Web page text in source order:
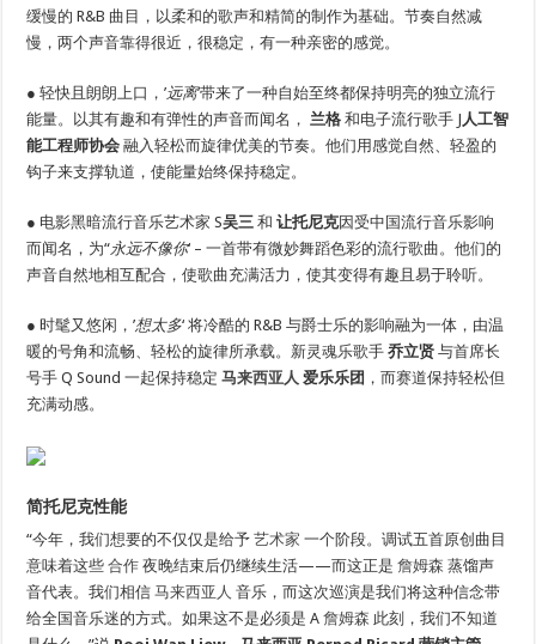
缓慢的 R&B 曲目，以柔和的歌声和精简的制作为基础。节奏自然减
慢，两个声音靠得很近，很稳定，有一种亲密的感觉。
● 轻快且朗朗上口，’远离’带来了一种自始至终都保持明亮的独立流行
能量。以其有趣和有弹性的声音而闻名，兰格和电子流行歌手 J人工智
能工程师协会 融入轻松而旋律优美的节奏。他们用感觉自然、轻盈的
钩子来支撑轨道，使能量始终保持稳定。
● 电影黑暗流行音乐艺术家 S吴三 和让托尼克因受中国流行音乐影响
而闻名，为“永远不像你‘ – 一首带有微妙舞蹈色彩的流行歌曲。他们的
声音自然地相互配合，使歌曲充满活力，使其变得有趣且易于聆听。
● 时髦又悠闲，’想太多‘ 将冷酷的 R&B 与爵士乐的影响融为一体，由温
暖的号角和流畅、轻松的旋律所承载。新灵魂乐歌手 乔立贤 与首席长
号手 Q Sound 一起保持稳定马来西亚人 爱乐乐团 ，而赛道保持轻松但
充满动感。
简托尼克性能
“今年，我们想要的不仅仅是给予艺术家 一个阶段。调试五首原创曲目
意味着这些合作 夜晚结束后仍继续生活——而这正是詹姆森 蒸馏声
音代表。我们相信马来西亚人 音乐，而这次巡演是我们将这种信念带
给全国音乐迷的方式。如果这不是必须是 A詹姆森 此刻，我们不知道